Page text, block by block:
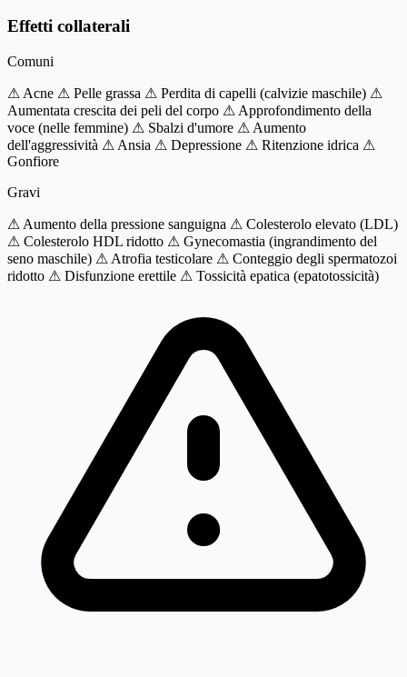
Effetti collaterali
Comuni
⚠ Acne ⚠ Pelle grassa ⚠ Perdita di capelli (calvizie maschile) ⚠
Aumentata crescita dei peli del corpo ⚠ Approfondimento della
voce (nelle femmine) ⚠ Sbalzi d'umore ⚠ Aumento
dell'aggressività ⚠ Ansia ⚠ Depressione ⚠ Ritenzione idrica ⚠
Gonfiore
Gravi
⚠ Aumento della pressione sanguigna ⚠ Colesterolo elevato (LDL)
⚠ Colesterolo HDL ridotto ⚠ Gynecomastia (ingrandimento del
seno maschile) ⚠ Atrofia testicolare ⚠ Conteggio degli spermatozoi
ridotto ⚠ Disfunzione erettile ⚠ Tossicità epatica (epatotossicità)